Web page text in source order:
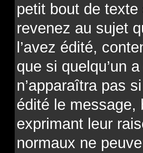
petit bout de
revenez au sujet
l’avez édité,
que si quelqu’un
n’apparaîtra pas
édité le message,
exprimant leur
normaux ne